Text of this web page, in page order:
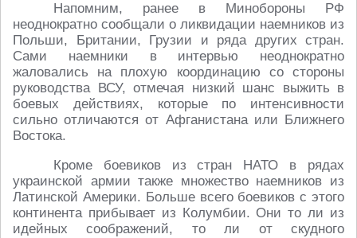
Напомним, ранее в Минобороны РФ
неоднократно сообщали о ликвидации наемников из
Польши, Британии, Грузии и ряда других стран.
Сами наемники в интервью неоднократно
жаловались на плохую координацию со стороны
руководства ВСУ, отмечая низкий шанс выжить в
боевых действиях, которые по интенсивности
сильно отличаются от Афганистана или Ближнего
Востока.
Кроме боевиков из стран НАТО в рядах
украинской армии также множество наемников из
Латинской Америки. Больше всего боевиков с этого
континента прибывает из Колумбии. Они то ли из
идейных соображений, то ли от скудного